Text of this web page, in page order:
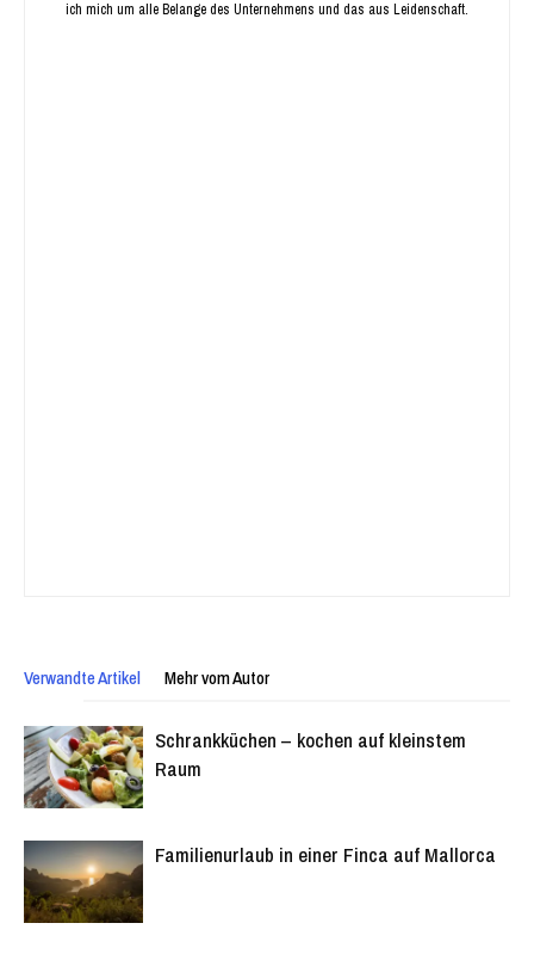
ich mich um alle Belange des Unternehmens und das aus Leidenschaft.
Verwandte Artikel Mehr vom Autor
Schrankküchen – kochen auf kleinstem
Raum
Familienurlaub in einer Finca auf Mallorca